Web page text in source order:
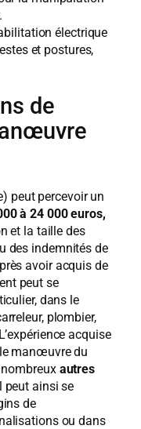
électrique
et postures,
de
peut percevoir un
à 24 000 euros,
et la taille des
des indemnités de
avoir acquis de
peut se
dans le
plombier,
acquise
manœuvre du
autres
peut ainsi se
de
ou dans